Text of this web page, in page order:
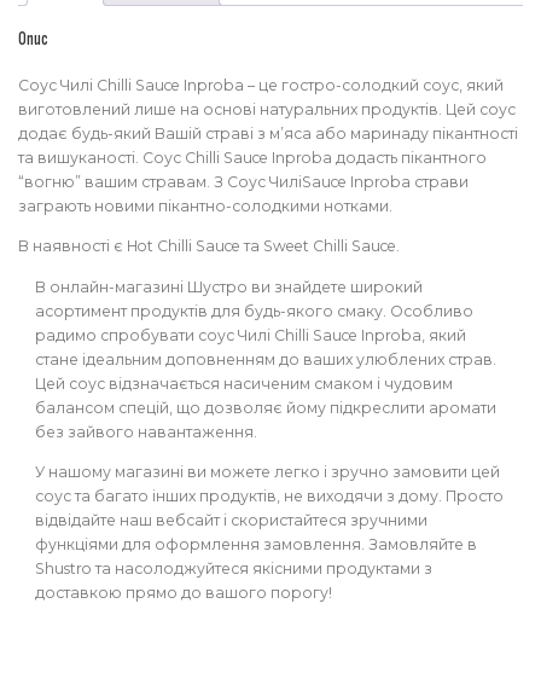
кількість
Опис
Соус Чилі Chilli Sauce Inproba – це гостро-солодкий соус, який
виготовлений лише на основі натуральних продуктів. Цей соус
додає будь-який Вашій страві з м’яса або маринаду пікантності
та вишуканості. Соус Chilli Sauce Inproba додасть пікантного
“вогню” вашим стравам. З Соус ЧиліSauce Inproba страви
заграють новими пікантно-солодкими нотками.
В наявності є Hot Chilli Sauce та Sweet Chilli Sauce.
В онлайн-магазині Шустро ви знайдете широкий
асортимент продуктів для будь-якого смаку. Особливо
радимо спробувати соус Чилі Chilli Sauce Inproba, який
стане ідеальним доповненням до ваших улюблених страв.
Цей соус відзначається насиченим смаком і чудовим
балансом спецій, що дозволяє йому підкреслити аромати
без зайвого навантаження.
У нашому магазині ви можете легко і зручно замовити цей
соус та багато інших продуктів, не виходячи з дому. Просто
відвідайте наш вебсайт і скористайтеся зручними
функціями для оформлення замовлення. Замовляйте в
Shustro та насолоджуйтеся якісними продуктами з
доставкою прямо до вашого порогу!